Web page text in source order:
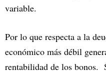
variable.
Por lo que respecta a la
económico más débil
rentabilidad de los bonos.